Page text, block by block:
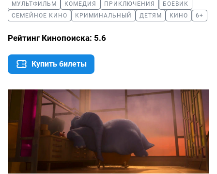
МУЛЬТФИЛЬМ КОМЕДИЯ ПРИКЛЮЧЕНИЯ
БОЕВИК
СЕМЕЙНОЕ КИНО
КРИМИНАЛЬНЫЙ ДЕТЯМ КИНО 6+
Рейтинг Кинопоиска: 5.6
Купить билеты